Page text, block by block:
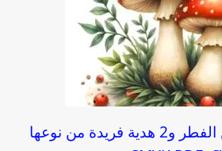
17 قصاصة فنية من الفطر و2 هدية فريدة من نوعها